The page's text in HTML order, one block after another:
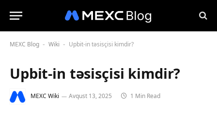
MEXC Blog - Wiki - Upbit-in təsisçisi kimdir?
Upbit-in təsisçisi kimdir?
MEXC Wiki Avqust 13, 2025 1 Min Read